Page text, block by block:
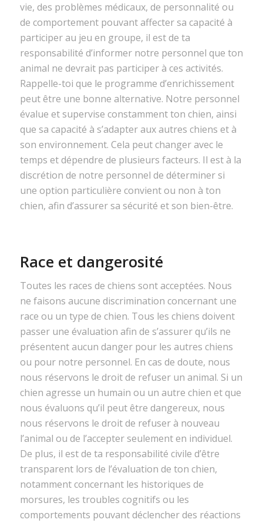
vie, des problèmes médicaux, de personnalité ou
de comportement pouvant affecter sa capacité à
participer au jeu en groupe, il est de ta
responsabilité d’informer notre personnel que ton
animal ne devrait pas participer à ces activités.
Rappelle-toi que le programme d’enrichissement
peut être une bonne alternative. Notre personnel
évalue et supervise constamment ton chien, ainsi
que sa capacité à s’adapter aux autres chiens et à
son environnement. Cela peut changer avec le
temps et dépendre de plusieurs facteurs. Il est à la
discrétion de notre personnel de déterminer si
une option particulière convient ou non à ton
chien, afin d’assurer sa sécurité et son bien-être.
Race et dangerosité
Toutes les races de chiens sont acceptées. Nous
ne faisons aucune discrimination concernant une
race ou un type de chien. Tous les chiens doivent
passer une évaluation afin de s’assurer qu’ils ne
présentent aucun danger pour les autres chiens
ou pour notre personnel. En cas de doute, nous
nous réservons le droit de refuser un animal. Si un
chien agresse un humain ou un autre chien et que
nous évaluons qu’il peut être dangereux, nous
nous réservons le droit de refuser à nouveau
l’animal ou de l’accepter seulement en individuel.
De plus, il est de ta responsabilité civile d’être
transparent lors de l’évaluation de ton chien,
notamment concernant les historiques de
morsures, les troubles cognitifs ou les
comportements pouvant déclencher des réactions